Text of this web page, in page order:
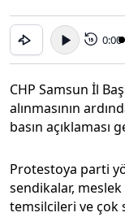
15 0:00
CHP Samsun İl
alınmasının
basın açıklaması
Protestoya parti
sendikalar,
temsilcileri ve çok